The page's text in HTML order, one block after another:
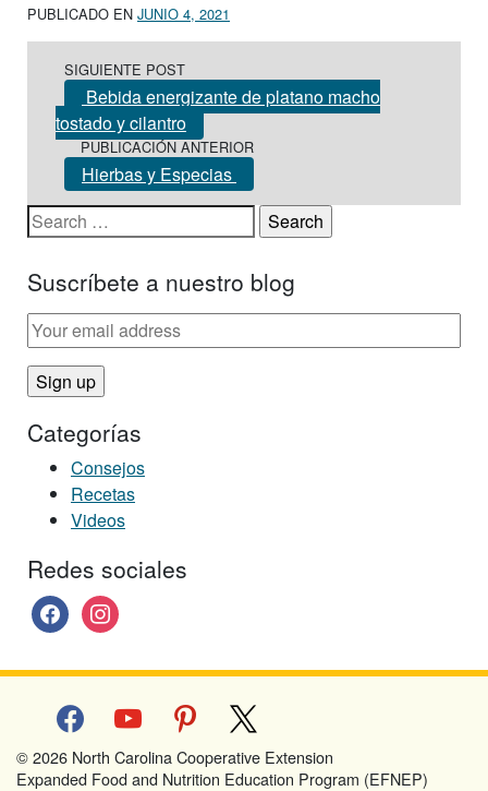
PUBLICADO EN JUNIO 4, 2021
SIGUIENTE POST
Bebida energizante de platano macho
tostado y cilantro
PUBLICACIÓN ANTERIOR
Hierbas y Especias
Search for:
Suscríbete a nuestro blog
Categorías
Consejos
Recetas
Videos
Redes sociales
facebookinstagram
facebookyoutube pinterest
© 2026 North Carolina Cooperative Extension
Expanded Food and Nutrition Education Program (EFNEP)